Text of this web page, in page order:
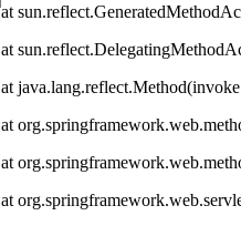
at
at
at
at
at
at